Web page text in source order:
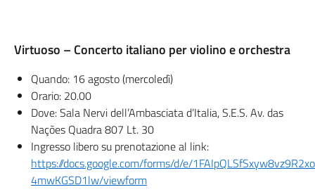
Virtuoso – Concerto italiano per violino e orchestra
Quando: 16 agosto (mercoledì)
Orario: 20.00
Dove: Sala Nervi dell’Ambasciata d’Italia, S.E.S. Av. das
Nações Quadra 807 Lt. 30
Ingresso libero su prenotazione al link:
https://docs.google.com/forms/d/e/
4mwKGSD1lw/viewform